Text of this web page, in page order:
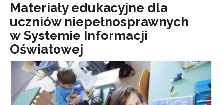
Materiały edukacyjne dla
uczniów niepełnosprawnych
w Systemie Informacji
Oświatowej